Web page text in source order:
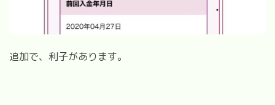
追加で、利子があります。